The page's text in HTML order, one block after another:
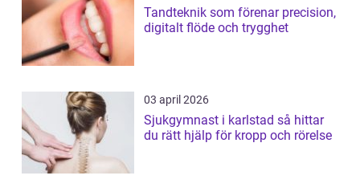
Tandteknik som förenar precision,
digitalt flöde och trygghet
03 april 2026
Sjukgymnast i karlstad så hittar
du rätt hjälp för kropp och rörelse